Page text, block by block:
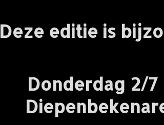
Deze editie is
Donderdag 2/7